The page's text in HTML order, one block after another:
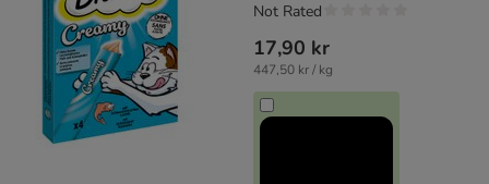
17,90 kr
447,50 kr / kg
Not Rated